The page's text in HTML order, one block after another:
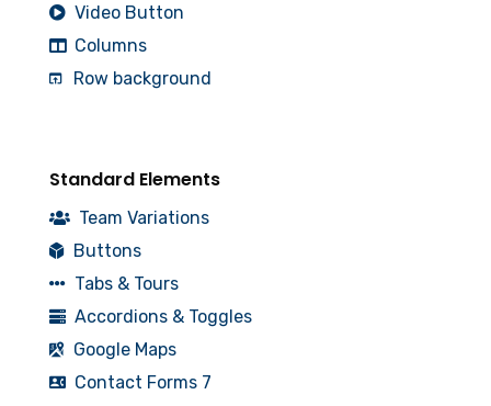
Video Button
Columns
Row background
Standard Elements
Team Variations
Buttons
Tabs & Tours
Accordions & Toggles
Google Maps
Contact Forms 7